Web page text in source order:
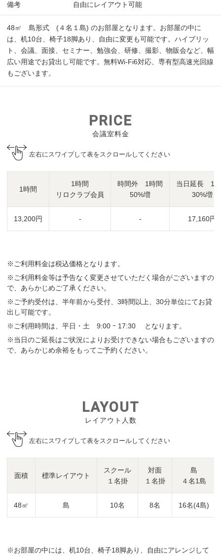
備考 自由にレイアウト可能
48㎡ 島形式 (４名１島) のお部屋となります。お部屋の中に
は、机10台、椅子18脚あり、自由に変更も可能です。ハイブリッ
ト、会議、面接、セミナー、勉強会、研修、撮影、物販会など、幅
広い用途でお貸出し可能です。無料Wi-Fi6対応、専有型高速光回線
もございます。
PRICE
会議室料金
左右にスワイプして表をスクロールしてください
1時間
1時間
リロクラブ会員
時間外 1時間
50%増
当日延長 1
30%増
13,200円 - - 17,160円
※ご利用料金は税込価格となります。
※ご利用料金等は予告なく変更させていただく場合がございますの
で、あらかじめご了承ください。
※ご予約受付は、半年前から受付、3時間以上、30分単位にてお貸
出し可能です。
※ご利用時間は、平日・土 9:00 ｰ 17:30 となります。
※当日のご延長はご状況によりお受けできない場合もございますの
で、あらかじめ余裕をもってご予約ください。
LAYOUT
レイアウト人数
左右にスワイプして表をスクロールしてください
面積 標準レイアウト
スクール
１名掛
対面
１名掛
島
４名1島
48㎡ 島 10名 8名 16名(4島)
※お部屋の中には、机10台、椅子18脚あり、自由にアレンジして